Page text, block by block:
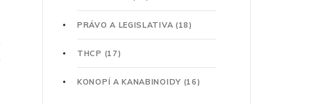
PRÁVO A LEGISLATIVA (18)
THCP (17)
KONOPÍ A KANABINOIDY (16)